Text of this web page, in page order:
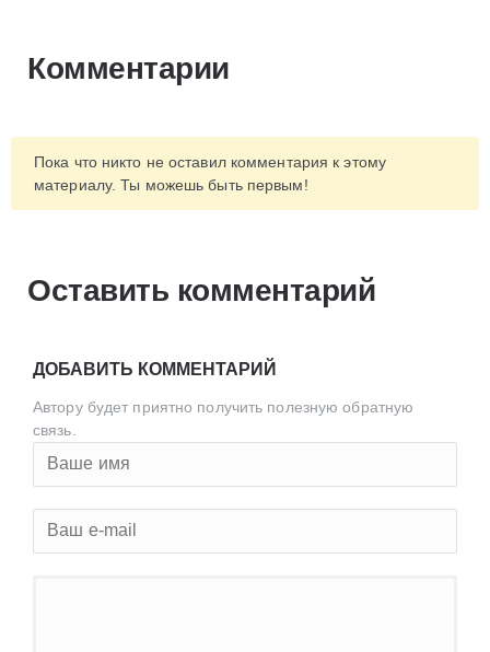
Комментарии
Пока что никто не оставил комментария к этому
материалу. Ты можешь быть первым!
Оставить комментарий
ДОБАВИТЬ КОММЕНТАРИЙ
Автору будет приятно получить полезную обратную
связь.